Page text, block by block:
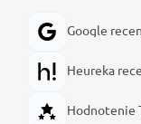
Google
Heureka
Hodnotenie